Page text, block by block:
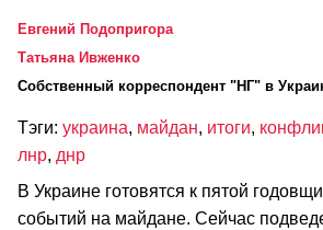
Евгений Подопригора
Татьяна Ивженко
Cобственный корреспондент "НГ" в
Тэги: украина, майдан, итоги,
лнр, днр
В Украине готовятся к пятой
событий на майдане. Сейчас